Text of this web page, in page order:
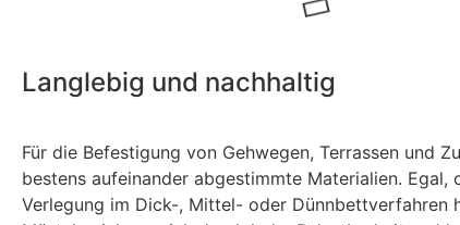
Langlebig und nachhaltig
Für die Befestigung von Gehwegen, Terrassen und
bestens aufeinander abgestimmte Materialien. Egal,
Verlegung im Dick-, Mittel- oder Dünnbettverfahren